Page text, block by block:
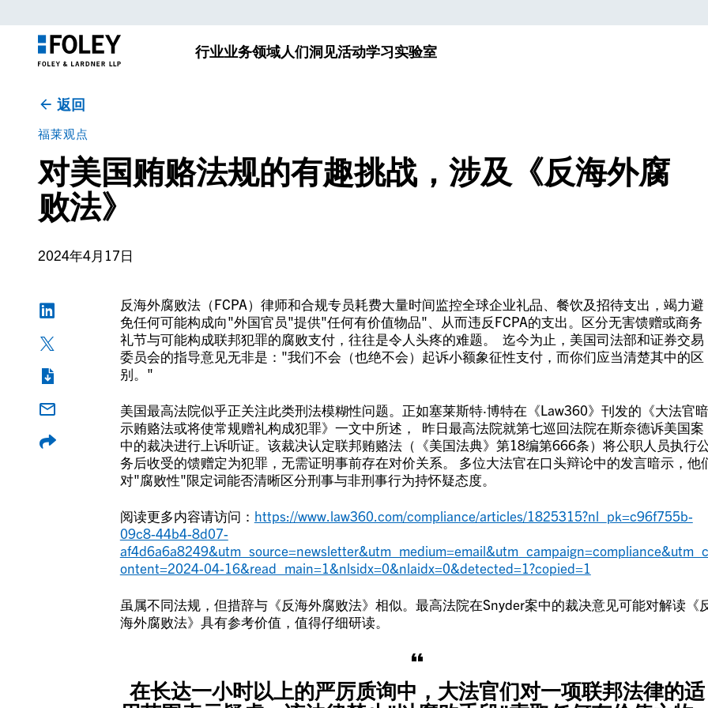
行业业务领域人们洞见活动学习实验室
返回
福莱观点
对美国贿赂法规的有趣挑战，涉及《反海外腐
败法》
2024年4月17日
反海外腐败法（FCPA）律师和合规专员耗费大量时间监控全球企业礼品、餐饮及招待支出，竭力避
免任何可能构成向"外国官员"提供"任何有价值物品"、从而违反FCPA的支出。区分无害馈赠或商务
礼节与可能构成联邦犯罪的腐败支付，往往是令人头疼的难题。 迄今为止，美国司法部和证券交易
委员会的指导意见无非是："我们不会（也绝不会）起诉小额象征性支付，而你们应当清楚其中的区
别。"
美国最高法院似乎正关注此类刑法模糊性问题。正如塞莱斯特·博特在《Law360》刊发的《大法官暗
示贿赂法或将使常规赠礼构成犯罪》一文中所述， 昨日最高法院就第七巡回法院在斯奈德诉美国案
中的裁决进行上诉听证。该裁决认定联邦贿赂法（《美国法典》第18编第666条）将公职人员执行
务后收受的馈赠定为犯罪，无需证明事前存在对价关系。 多位大法官在口头辩论中的发言暗示，他
对"腐败性"限定词能否清晰区分刑事与非刑事行为持怀疑态度。
阅读更多内容请访问： https://www.law360.com/compliance/articles/1825315?nl_pk=c96f755b-
09c8-44b4-8d07-
af4d6a6a8249&utm_source=newsletter&utm_medium=email&utm_campaign=compliance&utm_c
ontent=2024-04-16&read_main=1&nlsidx=0&nlaidx=0&detected=1?copied=1
虽属不同法规，但措辞与《反海外腐败法》相似。最高法院在Snyder案中的裁决意见可能对解读《
海外腐败法》具有参考价值，值得仔细研读。
在长达一小时以上的严厉质询中，大法官们对一项联邦法律的适